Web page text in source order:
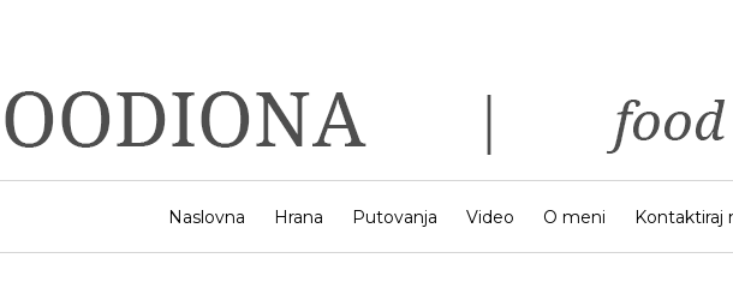
Naslovna Hrana Putovanja Video O meni Kontaktiraj
Keksići s jabukom
31/12/2017